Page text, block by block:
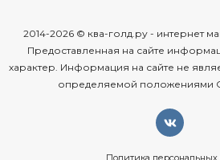
2014-2026 © ква-голд.ру - интернет
Предоставленная на сайте
характер. Информация на сайте не
определяемой положениями